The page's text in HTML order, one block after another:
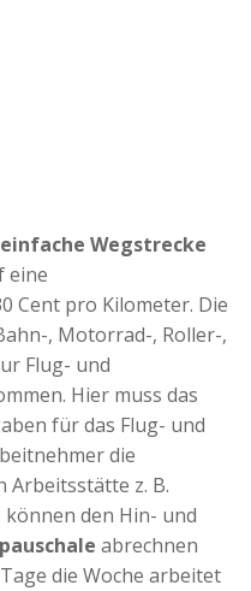
einfache Wegstrecke
eine
Cent pro Kilometer. Die
, Motorrad-, Roller-,
Flug- und
Hier muss das
für das Flug- und
die
z. B.
den Hin- und
abrechnen
die Woche arbeitet